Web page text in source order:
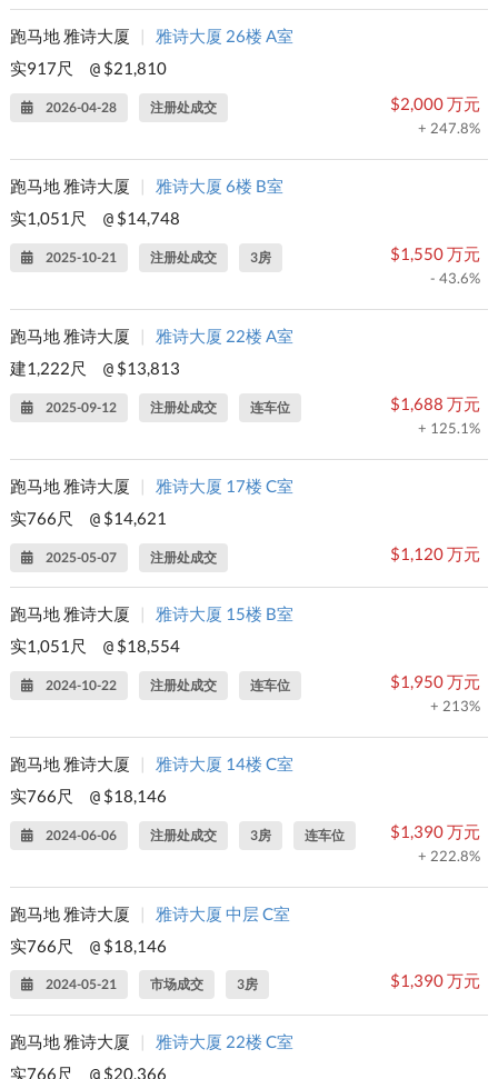
跑马地 雅诗大厦 |
雅诗大厦 26楼 A室
实917尺
@ $21,810
2026-04-28 注册处成交 $2,000 万元
+ 247.8%
跑马地 雅诗大厦 |
雅诗大厦 6楼 B室
实1,051尺
@ $14,748
2025-10-21 注册处成交 3房 $1,550 万元
- 43.6%
跑马地 雅诗大厦 |
雅诗大厦 22楼 A室
建1,222尺
@ $13,813
2025-09-12 注册处成交 连车位 $1,688 万元
+ 125.1%
跑马地 雅诗大厦 |
雅诗大厦 17楼 C室
实766尺
@ $14,621
2025-05-07 注册处成交 $1,120 万元
跑马地 雅诗大厦 |
雅诗大厦 15楼 B室
实1,051尺
@ $18,554
2024-10-22 注册处成交 连车位 $1,950 万元
+ 213%
跑马地 雅诗大厦 |
雅诗大厦 14楼 C室
实766尺
@ $18,146
2024-06-06 注册处成交 3房 连车位 $1,390 万元
+ 222.8%
跑马地 雅诗大厦 |
雅诗大厦 中层 C室
实766尺
@ $18,146
2024-05-21 市场成交 3房 $1,390 万元
跑马地 雅诗大厦 |
雅诗大厦 22楼 C室
实766尺
@ $20,366